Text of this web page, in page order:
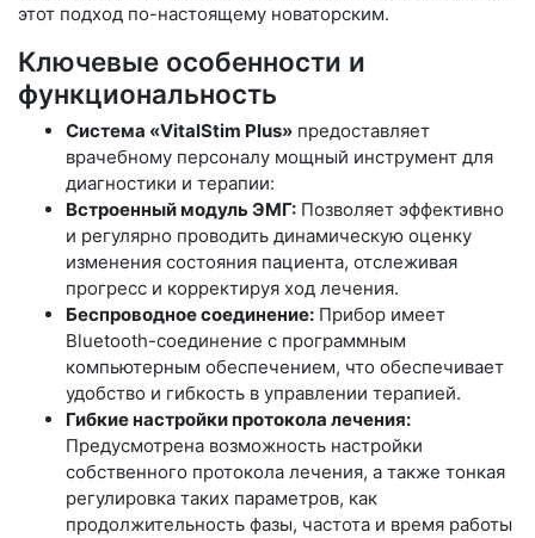
этот подход по-настоящему новаторским.
Ключевые особенности и
функциональность
Система «VitalStim Plus» предоставляет
врачебному персоналу мощный инструмент для
диагностики и терапии:
Встроенный модуль ЭМГ: Позволяет эффективно
и регулярно проводить динамическую оценку
изменения состояния пациента, отслеживая
прогресс и корректируя ход лечения.
Беспроводное соединение: Прибор имеет
Bluetooth-соединение с программным
компьютерным обеспечением, что обеспечивает
удобство и гибкость в управлении терапией.
Гибкие настройки протокола лечения:
Предусмотрена возможность настройки
собственного протокола лечения, а также тонкая
регулировка таких параметров, как
продолжительность фазы, частота и время работы